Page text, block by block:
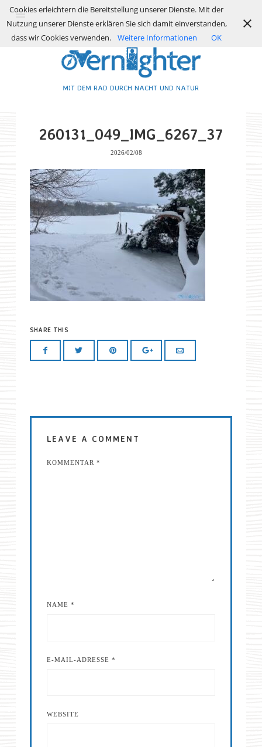
MIT DEM RAD DURCH NACHT UND NATUR
260131_049_IMG_6267_37
2026/02/08
SHARE THIS
LEAVE A COMMENT
KOMMENTAR *
NAME *
E-MAIL-ADRESSE *
WEBSITE
Cookies erleichtern die Bereitstellung unserer Dienste. Mit der
Nutzung unserer Dienste erklären Sie sich damit einverstanden,
dass wir Cookies verwenden.
Weitere Informationen OK